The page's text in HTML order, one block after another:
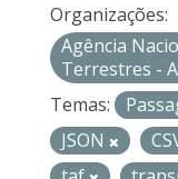
Organizações:
Agência
Terrestres -
Temas:
JSON